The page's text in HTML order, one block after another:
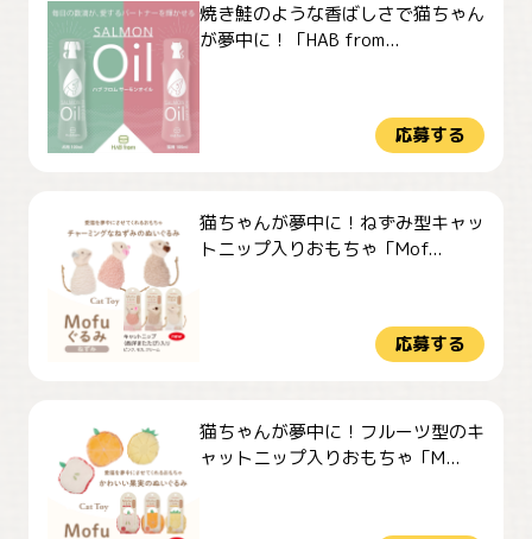
焼き鮭のような香ばしさで猫ちゃん
が夢中に！「HAB from...
応募する
猫ちゃんが夢中に！ねずみ型キャッ
トニップ入りおもちゃ「Mof...
応募する
猫ちゃんが夢中に！フルーツ型のキ
ャットニップ入りおもちゃ「M...